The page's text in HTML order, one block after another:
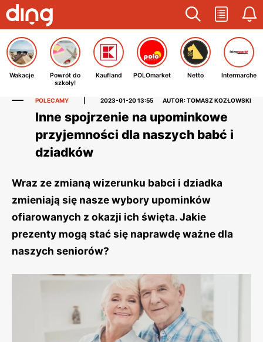
Wakacje
Powrót do
szkoły!
Kaufland POLOmarket Netto Intermarche
POLECAMY 2023-01-20 13:55 AUTOR: TOMASZ KOZŁOWSKI
Inne spojrzenie na upominkowe
przyjemności dla naszych babć i
dziadków
Wraz ze zmianą wizerunku babci i dziadka
zmieniają się nasze wybory upominków
ofiarowanych z okazji ich święta. Jakie
prezenty mogą stać się naprawdę ważne dla
naszych seniorów?